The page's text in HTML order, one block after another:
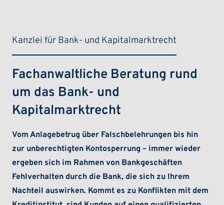
Kanzlei für Bank- und Kapitalmarktrecht
Fachanwaltliche Beratung rund
um das Bank- und
Kapitalmarktrecht
Vom Anlagebetrug über Falschbelehrungen bis hin
zur unberechtigten Kontosperrung – immer wieder
ergeben sich im Rahmen von Bankgeschäften
Fehlverhalten durch die Bank, die sich zu Ihrem
Nachteil auswirken. Kommt es zu Konflikten mit dem